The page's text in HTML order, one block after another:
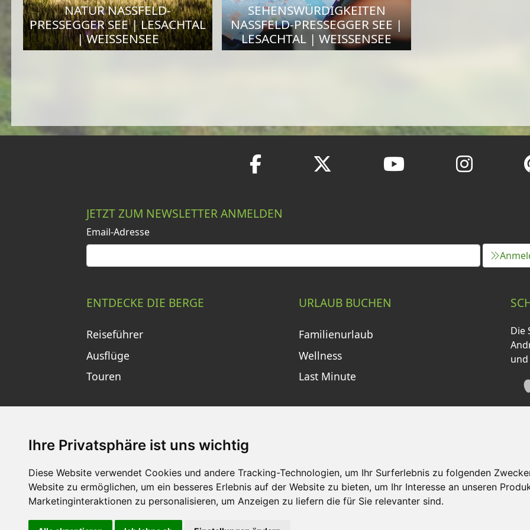
Ihre Privatsphäre ist uns wichtig
Diese Website verwendet Cookies und andere Tracking-Technologien, um Ihr Surferlebnis zu folgenden
Website zu ermöglichen, um ein besseres Erlebnis auf der Website zu bieten, um Ihr Interesse an unseren
Marketinginteraktionen zu personalisieren, um Anzeigen zu liefern die für Sie relevanter sind.
NATUR NASSFELD-
PRESSEGGER SEE | LESACHTAL
| WEISSENSEE
SEHENSWÜRDIGKEITEN
NASSFELD-PRESSEGGER SEE |
LESACHTAL | WEISSENSEE
JETZT ZUM NEWSLETTER ANMELDEN
Email-Adresse
ENTDECKE DIE BERGE
Reiseführer
Ausflüge
Touren
URLAUB BUCHEN
Familienurlaub
Wellness
Last Minute
Die
Impressum Datenschutz Nutzungsbedingungen Kontakt Partner Portale